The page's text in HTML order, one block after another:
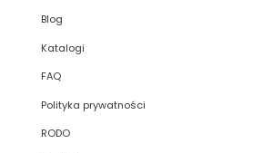
Blog
Katalogi
FAQ
Polityka prywatności
RODO